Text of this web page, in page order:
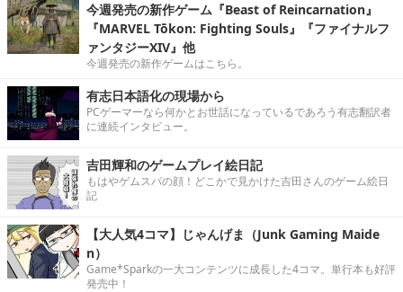
今週発売の新作ゲーム『Beast of Reincarnation』
『MARVEL Tōkon: Fighting Souls』『ファイナルフ
ァンタジーXIV』他
今週発売の新作ゲームはこちら。
有志日本語化の現場から
PCゲーマーなら何かとお世話になっているであろう有志翻訳者
に連続インタビュー。
吉田輝和のゲームプレイ絵日記
もはやゲムスパの顔！どこかで見かけた吉田さんのゲーム絵日
記
【大人気4コマ】じゃんげま（Junk Gaming Maide
n）
Game*Sparkの一大コンテンツに成長した4コマ。単行本も好評
発売中！